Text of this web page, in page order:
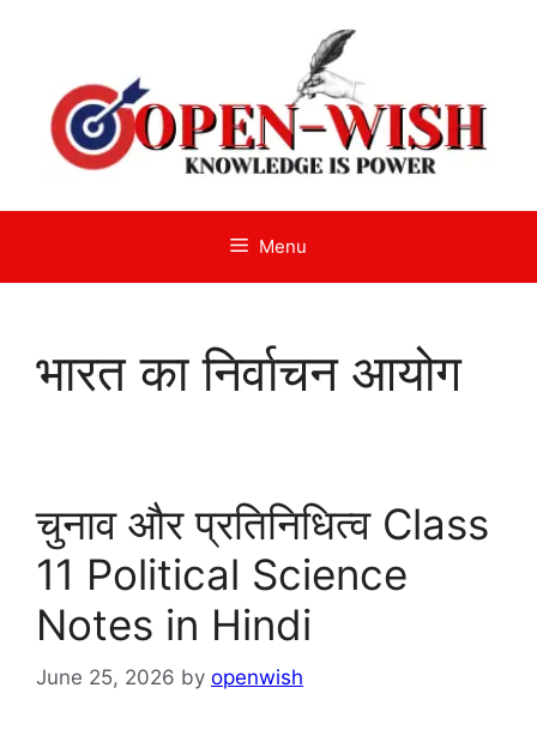
Menu
भारत का निर्वाचन आयोग
चुनाव और प्रतिनिधित्व Class
11 Political Science
Notes in Hindi
June 25, 2026 by openwish